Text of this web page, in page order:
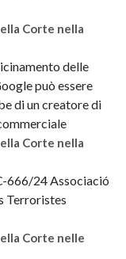
Corte nella
delle
può essere
di un creatore di
Corte nella
666/24 Associació
Terroristes
Corte nelle